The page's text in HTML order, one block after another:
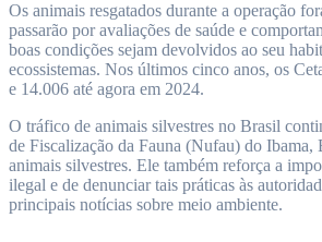
Os animais resgatados durante a operação
passarão por avaliações de saúde e
boas condições sejam devolvidos ao seu
ecossistemas. Nos últimos cinco anos, os
e 14.006 até agora em 2024.
O tráfico de animais silvestres no Brasil
de Fiscalização da Fauna (Nufau) do Ibama,
animais silvestres. Ele também reforça a
ilegal e de denunciar tais práticas às
principais notícias sobre meio ambiente.